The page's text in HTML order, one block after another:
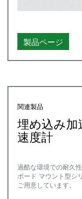
製品ページ
関連製品
埋め込み加
速度計
過酷な環境での耐久
ボード マウント型シ
ご用意しています。